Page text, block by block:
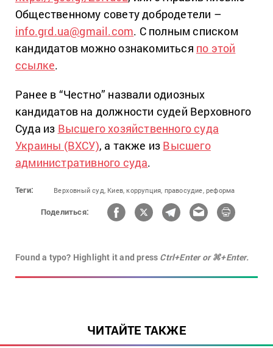
Общественному совету добродетели –
info.grd.ua@gmail.com. С полным списком
кандидатов можно ознакомиться по этой
ссылке.
Ранее в “Честно” назвали одиозных
кандидатов на должности судей Верховного
Суда из Высшего хозяйственного суда
Украины (ВХСУ), а также из Высшего
административного суда.
Теги: Верховный суд, Киев, коррупция, правосудие, реформа
Поделиться:
Found a typo? Highlight it and press Ctrl+Enter or ⌘+Enter.
ЧИТАЙТЕ ТАКЖЕ